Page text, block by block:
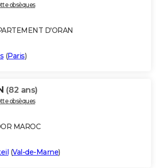
obsèques
D'ORAN
(Paris)
(82 ans)
obsèques
MAROC
(Val-de-Marne)